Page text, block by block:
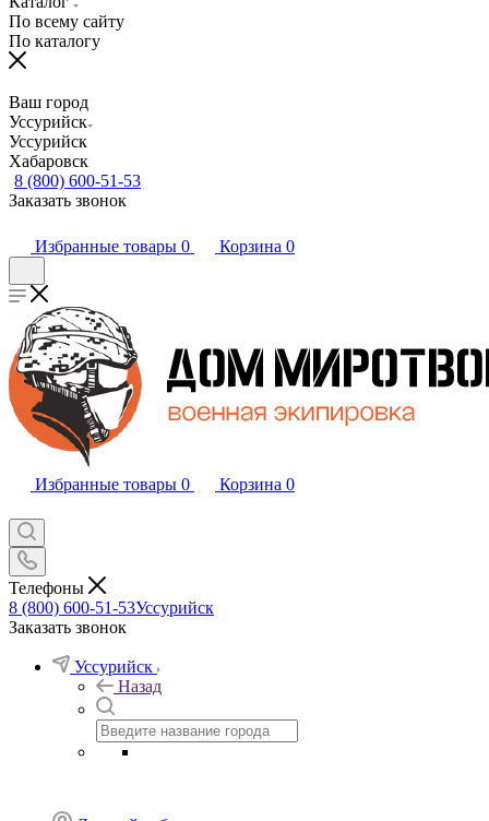
По всему сайту
По каталогу
Ваш город
Уссурийск
Уссурийск
Хабаровск
8 (800) 600-51-53
Заказать звонок
Избранные товары 0 Корзина 0
Избранные товары 0 Корзина 0
Телефоны
8 (800) 600-51-53Уссурийск
Заказать звонок
Уссурийск
Назад